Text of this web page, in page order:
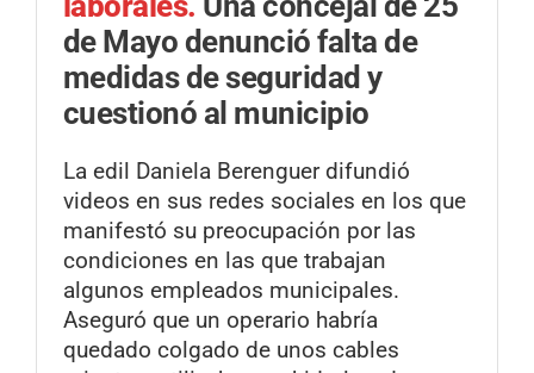
de Mayo denunció falta de
medidas de seguridad y
cuestionó al municipio
La edil Daniela Berenguer difundió
videos en sus redes sociales en los que
manifestó su preocupación por las
condiciones en las que trabajan
algunos empleados municipales.
Aseguró que un operario habría
quedado colgado de unos cables